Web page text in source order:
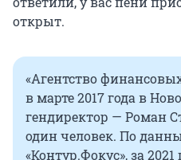
открыт.
«Агентство
в марте 2017 года в
гендиректор — Роман
один человек. По
«Контур.Фокус», за